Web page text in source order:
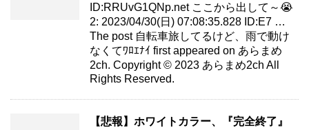
ID:RRUvG1QNp.net ここから出して～😭
2: 2023/04/30(日) 07:08:35.828 ID:E7 …
The post 自転車旅してるけど、雨で動け
なくてﾜﾛｴﾅｲ first appeared on あらまめ
2ch. Copyright © 2023 あらまめ2ch All
Rights Reserved.
【悲報】ホワイトカラー、『完全終了』